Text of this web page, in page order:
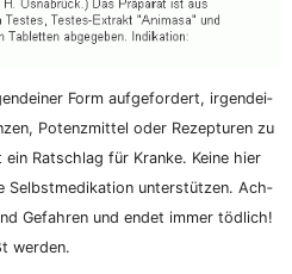
Form auf­ge­for­dert, irgend­ei­
Potenz­mit­tel oder Rezep­tu­ren zu
Rat­schlag für Kran­ke. Kei­ne hier
Selbst­me­di­ka­ti­on unter­stüt­zen. Ach­
Gefah­ren und endet immer töd­lich!
werden.